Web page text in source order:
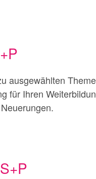
ausgewählten
für Ihren